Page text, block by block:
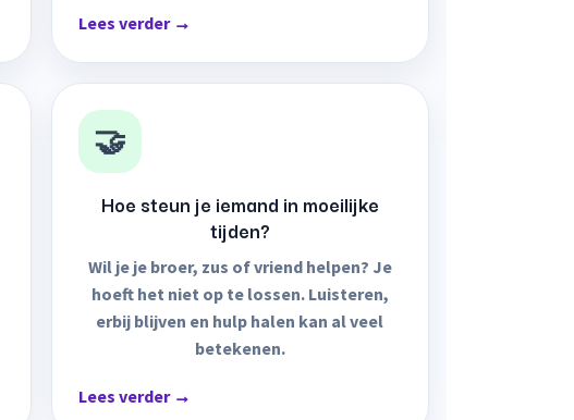
Lees verder →
🤝
Hoe steun je iemand in moeilijke
tijden?
Wil je je broer, zus of vriend helpen? Je
hoeft het niet op te lossen. Luisteren,
erbij blijven en hulp halen kan al veel
betekenen.
Lees verder →